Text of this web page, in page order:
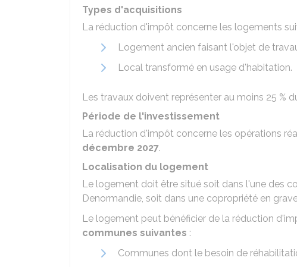
Types d'acquisitions
La réduction d'impôt concerne les logements
Logement ancien faisant l'objet de
Local transformé en usage d'habitation.
Les travaux doivent représenter au moins 25 %
Période de l'investissement
La réduction d'impôt concerne les opérations
décembre 2027.
Localisation du logement
Le logement doit être situé soit dans l'une des
Denormandie, soit dans une copropriété en
Le logement peut bénéficier de la réduction
communes suivantes :
Communes dont le besoin de